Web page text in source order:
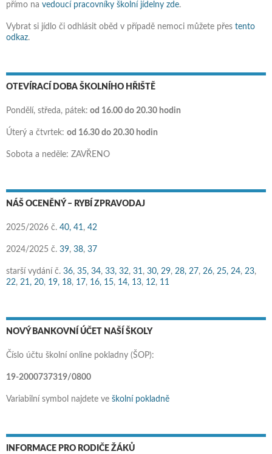
přímo na vedoucí pracovníky školní jídelny zde.
Vybrat si jídlo či odhlásit oběd v případě nemoci můžete přes tento
odkaz.
OTEVÍRACÍ DOBA ŠKOLNÍHO HŘIŠTĚ
Pondělí, středa, pátek: od 16.00 do 20.30 hodin
Úterý a čtvrtek: od 16.30 do 20.30 hodin
Sobota a neděle: ZAVŘENO
NÁŠ OCENĚNÝ – RYBÍ ZPRAVODAJ
2025/2026 č. 40, 41, 42
2024/2025 č. 39, 38, 37
starší vydání č. 36, 35, 34, 33, 32, 31, 30, 29, 28, 27, 26, 25, 24, 23,
22, 21, 20, 19, 18, 17, 16, 15, 14, 13, 12, 11
NOVÝ BANKOVNÍ ÚČET NAŠÍ ŠKOLY
Číslo účtu školní online pokladny (ŠOP):
19-2000737319/0800
Variabilní symbol najdete ve školní pokladně
INFORMACE PRO RODIČE ŽÁKŮ